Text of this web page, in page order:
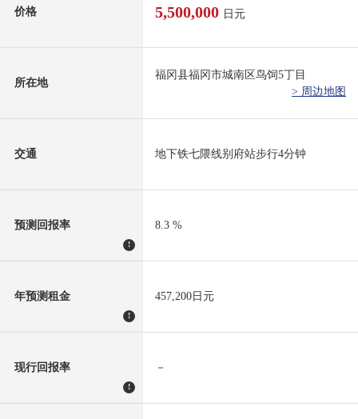
价格 5,500,000 日元
所在地
福冈县福冈市城南区鸟饲5丁目
> 周边地图
交通 地下铁七隈线别府站步行4分钟
预测回报率
!
8.3 %
年预测租金
!
457,200日元
现行回报率
!
－